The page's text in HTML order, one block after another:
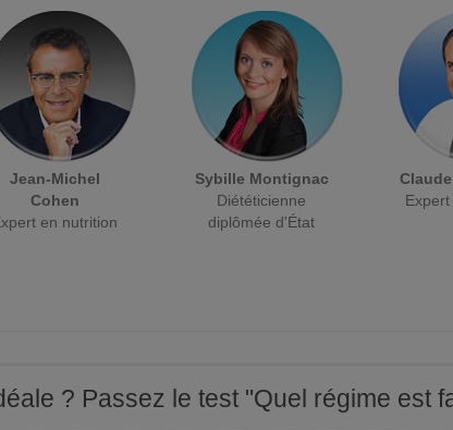
Jean-Michel
Cohen
en nutrition
Sybille Montignac
Diététicienne
diplômée d'État
? Passez le test "Quel régime est